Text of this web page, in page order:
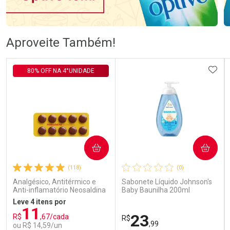
Comprar sem Desconto
Por R$ 76,78/cada
Comprar sem Desconto
Por R$ 76,78/cada
Comprar sem Desconto
Comprar sem Desconto
Aproveite Também!
(118)
Analgésico, Antitérmico e
Anti-inflamatório Neosaldina
30mg + 300mg + 30mg 10
Drágeas
80% OFF NA 4°UNIDADE
Leve 4 itens por
R$11 ,67/cada
ou R$ 14,59/un
COMPRAR
(0)
Sabonete Líquido Johnson's
Baby Baunilha 200ml
R$23,99
COMPRAR